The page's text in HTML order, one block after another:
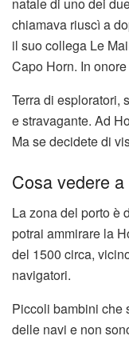
natale di uno dei
chiamava riuscì a
il suo collega Le
Capo Horn. In
Terra di esploratori,
e stravagante. Ad
Ma se decidete di
Cosa vedere
La zona del porto è
potrai ammirare la
del 1500 circa,
navigatori.
Piccoli bambini che
delle navi e non